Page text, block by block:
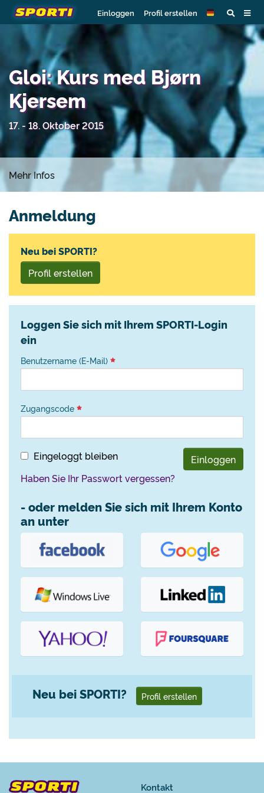
Einloggen Profil erstellen
Gloi: Kurs med Bjørn
Kjersem
17. - 18. Oktober 2015
Mehr Infos
Anmeldung
Neu bei SPORTI?
Profil erstellen
Loggen Sie sich mit Ihrem SPORTI-Login
ein
Benutzername (E-Mail)
Zugangscode
Eingeloggt bleiben
Einloggen
Haben Sie Ihr Passwort vergessen?
- oder melden Sie sich mit Ihrem Konto
an unter
Neu bei SPORTI? Profil erstellen
Kontakt